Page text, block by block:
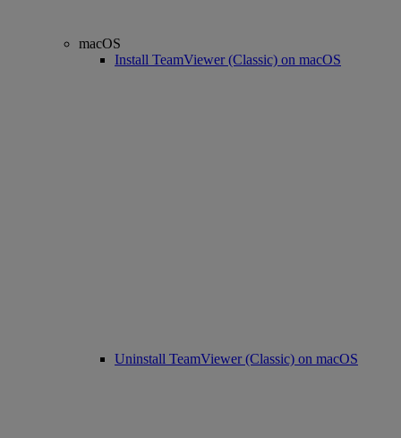
macOS
Install TeamViewer (Classic) on macOS
Uninstall TeamViewer (Classic) on macOS